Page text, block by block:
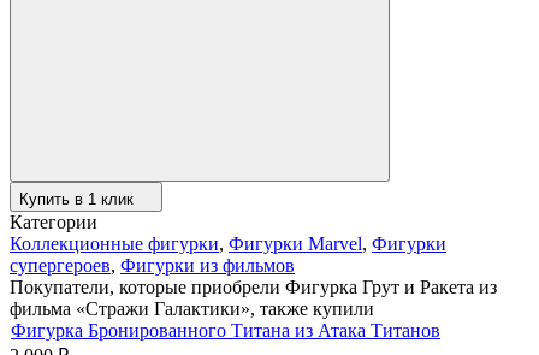
Купить в 1 клик
Категории
Коллекционные фигурки, Фигурки Marvel, Фигурки
супергероев, Фигурки из фильмов
Покупатели, которые приобрели Фигурка Грут и Ракета из
фильма «Стражи Галактики», также купили
Фигурка Бронированного Титана из Атака Титанов